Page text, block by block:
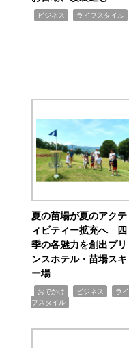
ビジネス ライフスタイル
夏の苗場が夏のアクテ
ィビティー拡充へ 四
季の各魅力を創出プリ
ンスホテル・苗場スキ
ー場
おでかけ ビジネス
ライ
フスタイル